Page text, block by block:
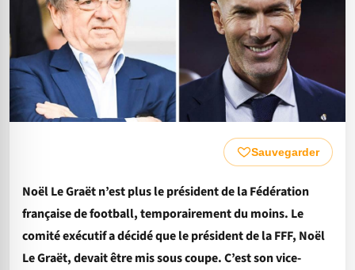
Sauvegarder
Noël Le Graët n’est plus le président de la Fédération
française de football, temporairement du moins. Le
comité exécutif a décidé que le président de la FFF, Noël
Le Graët, devait être mis sous coupe. C’est son vice-